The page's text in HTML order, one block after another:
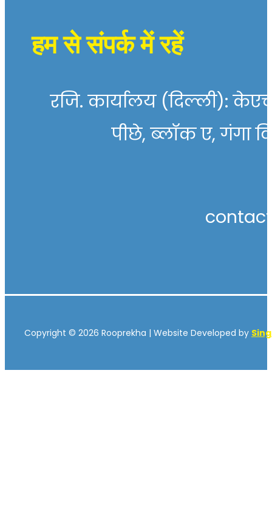
हम से संपर्क में रहें
रजि. कार्यालय (दिल्ली):
पीछे, ब्लॉक ए, गंगा
Copyright © 2026 Rooprekha | Website Developed by